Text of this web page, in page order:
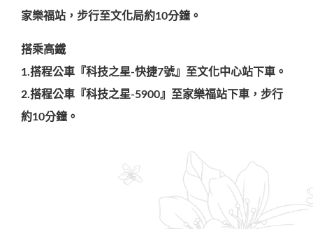
家樂福站，步行至文化局約10分鐘。
搭乘高鐵
1.搭程公車『科技之星-快捷7號』至文化中心站下車。
2.搭程公車『科技之星-5900』至家樂福站下車，步行
約10分鐘。